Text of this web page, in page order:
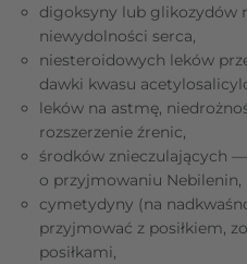
digoksyny lub glikozydów
niewydolności serca,
niesteroidowych leków
dawki kwasu
leków na astmę,
rozszerzenie źrenic,
środków znieczulających
o przyjmowaniu Nebilenin,
cymetydyny (na
przyjmować z posiłkiem,
posiłkami,